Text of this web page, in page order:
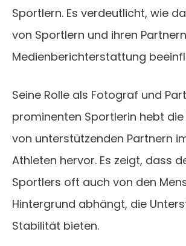
Sportlern. Es verdeutlicht, wie
von Sportlern und ihren
Medienberichterstattung
Seine Rolle als Fotograf und
prominenten Sportlerin hebt
von unterstützenden Partnern
Athleten hervor. Es zeigt, dass
Sportlers oft auch von den
Hintergrund abhängt, die
Stabilität bieten.